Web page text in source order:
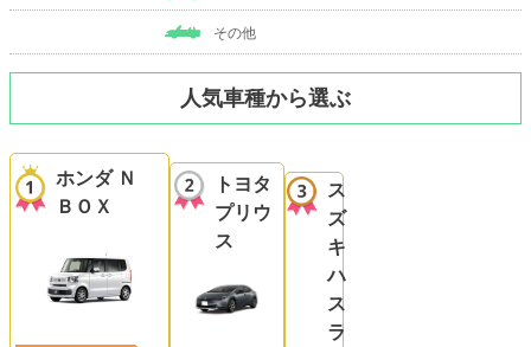
その他
人気車種から選ぶ
ホンダ Ｎ
ＢＯＸ
トヨタ
プリウ
ス
ス
ズ
キ
ハ
ス
ラ